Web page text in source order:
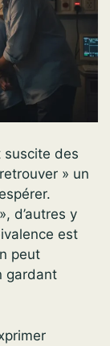
suscite des
» un
d’autres y
est
peut
gardant